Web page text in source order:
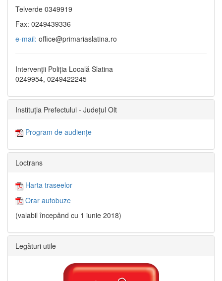
Telverde 0349919
Fax: 0249439336
e-mail: office@primariaslatina.ro
Intervenții Poliția Locală Slatina
0249954, 0249422245
Instituția Prefectului - Județul Olt
Program de audiențe
Loctrans
Harta traseelor
Orar autobuze
(valabil începând cu 1 iunie 2018)
Legături utile